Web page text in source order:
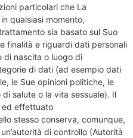
particolari che La
qualsiasi momento,
sia basato sul Suo
finalità e riguardi dati personali
di nascita o luogo di
di dati (ad esempio dati
le Sue opinioni politiche, le
salute o la vita sessuale). Il
ed effettuato
stesso conserva, comunque,
di controllo (Autorità